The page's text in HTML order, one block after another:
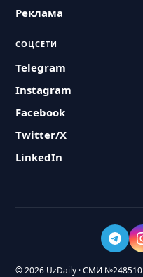
Реклама
СОЦСЕТИ
Telegram
Instagram
Facebook
Twitter/X
LinkedIn
© 2026 UzDaily · СМИ №248510